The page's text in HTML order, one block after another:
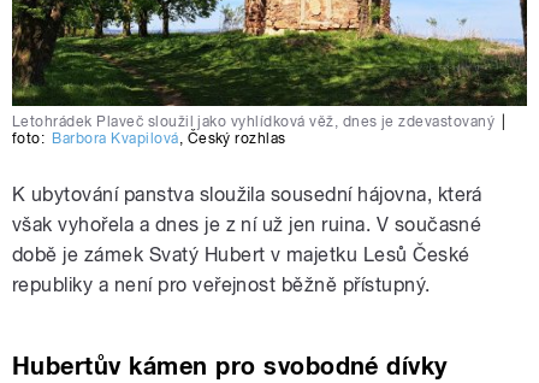
Letohrádek Plaveč sloužil jako vyhlídková věž, dnes je zdevastovaný
foto: Barbora Kvapilová, Český rozhlas
K ubytování panstva sloužila sousední hájovna, která
však vyhořela a dnes je z ní už jen ruina. V současné
době je zámek Svatý Hubert v majetku Lesů České
republiky a není pro veřejnost běžně přístupný.
Hubertův kámen pro svobodné dívky